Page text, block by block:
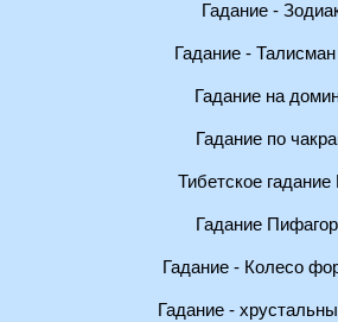
Гадание -
Гадание -
Гадание на
Гадание по
Тибетское
Гадание
Гадание - Колесо
Гадание -